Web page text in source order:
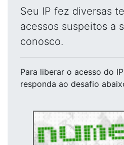
Seu IP fez diversas
acessos suspeitos a
conosco.
Para liberar o acesso do IP
responda ao desafio